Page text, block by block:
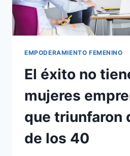
EMPODERAMIENTO FEMENINO
El éxito no
mujeres
que triunfaron
de los 40